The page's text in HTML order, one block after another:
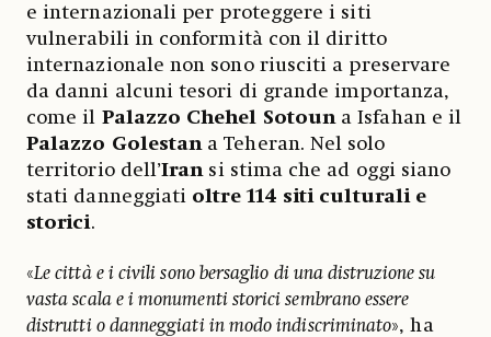
e internazionali per proteggere i siti
vulnerabili in conformità con il diritto
internazionale non sono riusciti a preservare
da danni alcuni tesori di grande importanza,
come il Palazzo Chehel Sotouna Isfahan e il
Palazzo Golestana Teheran. Nel solo
territorio dell’Iransi stima che ad oggi siano
stati danneggiati oltre 114 siti culturali e
storici.
«Le città e i civili sono bersaglio di una distruzione su
vasta scala e i monumenti storici sembrano essere
distrutti o danneggiati in modo indiscriminato», ha